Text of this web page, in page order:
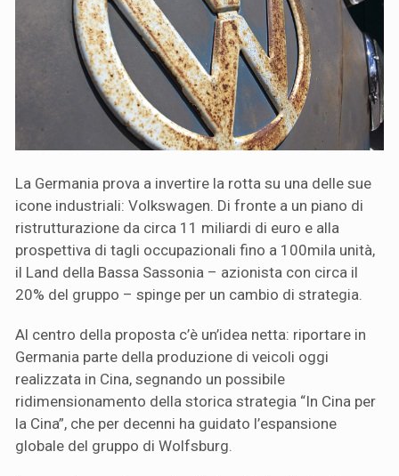
La Germania prova a invertire la rotta su una delle sue
icone industriali: Volkswagen. Di fronte a un piano di
ristrutturazione da circa 11 miliardi di euro e alla
prospettiva di tagli occupazionali fino a 100mila unità,
il Land della Bassa Sassonia – azionista con circa il
20% del gruppo – spinge per un cambio di strategia.
Al centro della proposta c’è un’idea netta: riportare in
Germania parte della produzione di veicoli oggi
realizzata in Cina, segnando un possibile
ridimensionamento della storica strategia “In Cina per
la Cina”, che per decenni ha guidato l’espansione
globale del gruppo di Wolfsburg.